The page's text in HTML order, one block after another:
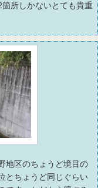
所しかないとても貴重
地区のちょうど境目の
とちょうど同じぐらい